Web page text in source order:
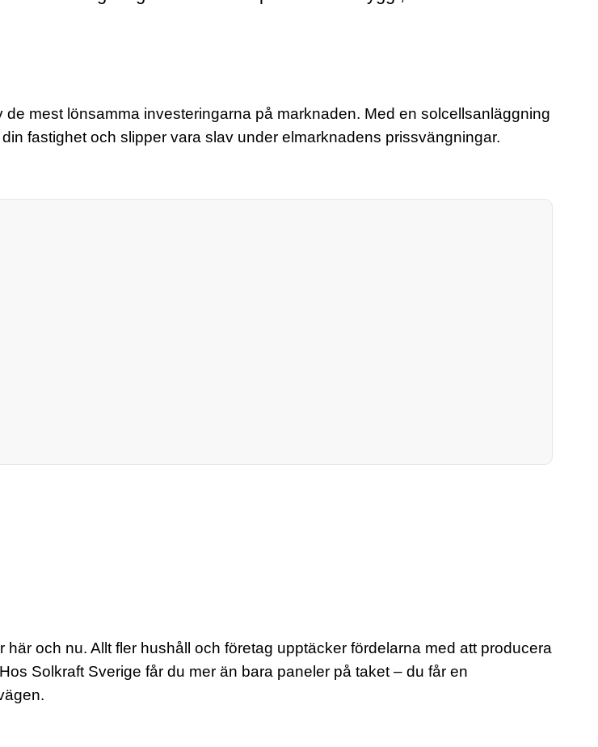
mest lönsamma investeringarna på marknaden. Med en solcellsanläggning
fastighet och slipper vara slav under elmarknadens prissvängningar.
och nu. Allt fler hushåll och företag upptäcker fördelarna med att producera
Solkraft Sverige får du mer än bara paneler på taket – du får en